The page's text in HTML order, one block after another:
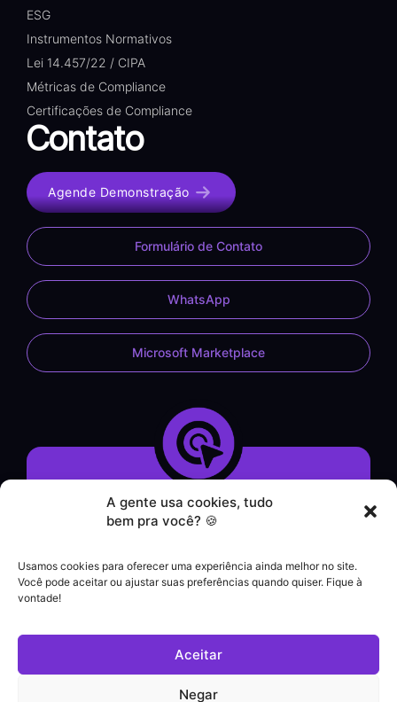
A gente usa cookies, tudo
bem pra você? 🍪
Usamos cookies para oferecer uma experiência ainda melhor no site.
Você pode aceitar ou ajustar suas preferências quando quiser. Fique à
vontade!
Aceitar
Negar
ESG
Instrumentos Normativos
Lei 14.457/22 / CIPA
Métricas de Compliance
Certificações de Compliance
Contato
Agende Demonstração
Formulário de Contato
WhatsApp
Microsoft Marketplace
Demonstração do Sistema
Formulário de Contato
Helpdesk
|
Suporte a clientes
(21) 3180-0616